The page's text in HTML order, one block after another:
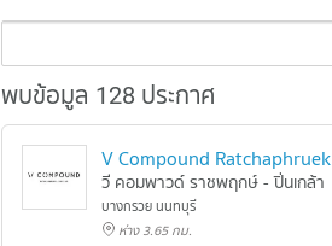
พบข้อมูล 128 ประกาศ
วี คอมพาวด์ ราชพฤกษ์ - ปิ่นเกล้า
บางกรวย นนทบุรี
ห่าง 3.65 กม.